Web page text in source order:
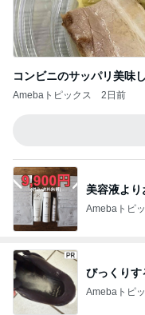
コンビニのサッパリ美味
Amebaトピックス 2日前
美容液より
Amebaトピ
びっくり
Amebaトピ